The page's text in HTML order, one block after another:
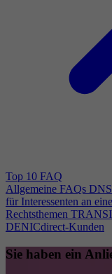
Top 10 FAQ
Allgemeine FAQs
für Interessenten an
Rechtsthemen
DENICdirect-Kunden
Sie haben ein